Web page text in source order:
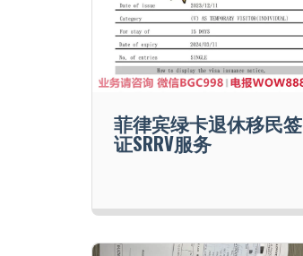
菲律宾绿卡退休移民签
证SRRV服务